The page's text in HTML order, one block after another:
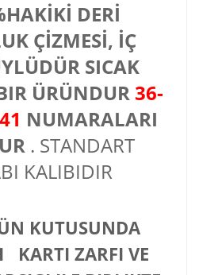
DERİ
ÇİZMESİ, İÇ
SICAK
ÜRÜNDUR 36-
NUMARALARI
. STANDART
KALIBIDIR
KUTUSUNDA
KARTI ZARFI VE